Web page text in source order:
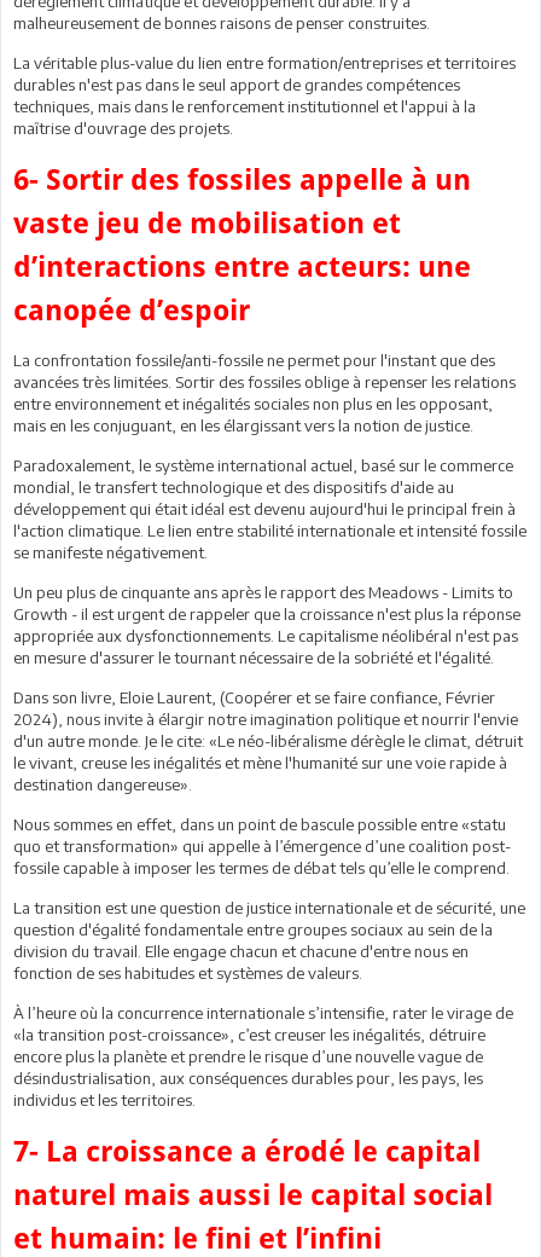
malheureusement de bonnes raisons de penser construites.
La véritable plus-value du lien entre formation/entreprises et territoires
durables n'est pas dans le seul apport de grandes compétences
techniques, mais dans le renforcement institutionnel et l'appui à la
maîtrise d'ouvrage des projets.
6- Sortir des fossiles appelle à un
vaste jeu de mobilisation et
d’interactions entre acteurs: une
canopée d’espoir
La confrontation fossile/anti-fossile ne permet pour l'instant que des
avancées très limitées. Sortir des fossiles oblige à repenser les relations
entre environnement et inégalités sociales non plus en les opposant,
mais en les conjuguant, en les élargissant vers la notion de justice.
Paradoxalement, le système international actuel, basé sur le commerce
mondial, le transfert technologique et des dispositifs d'aide au
développement qui était idéal est devenu aujourd'hui le principal frein à
l'action climatique. Le lien entre stabilité internationale et intensité fossile
se manifeste négativement.
Un peu plus de cinquante ans après le rapport des Meadows - Limits to
Growth - il est urgent de rappeler que la croissance n'est plus la réponse
appropriée aux dysfonctionnements. Le capitalisme néolibéral n'est pas
en mesure d'assurer le tournant nécessaire de la sobriété et l'égalité.
Dans son livre, Eloie Laurent, (Coopérer et se faire confiance, Février
2024), nous invite à élargir notre imagination politique et nourrir l'envie
d'un autre monde. Je le cite: «Le néo-libéralisme dérègle le climat, détruit
le vivant, creuse les inégalités et mène l'humanité sur une voie rapide à
destination dangereuse».
Nous sommes en effet, dans un point de bascule possible entre «statu
quo et transformation» qui appelle à l’émergence d’une coalition post-
fossile capable à imposer les termes de débat tels qu’elle le comprend.
La transition est une question de justice internationale et de sécurité, une
question d'égalité fondamentale entre groupes sociaux au sein de la
division du travail. Elle engage chacun et chacune d'entre nous en
fonction de ses habitudes et systèmes de valeurs.
À l’heure où la concurrence internationale s’intensifie, rater le virage de
«la transition post-croissance», c’est creuser les inégalités, détruire
encore plus la planète et prendre le risque d’une nouvelle vague de
désindustrialisation, aux conséquences durables pour, les pays, les
individus et les territoires.
7- La croissance a érodé le capital
naturel mais aussi le capital social
et humain: le fini et l’infini